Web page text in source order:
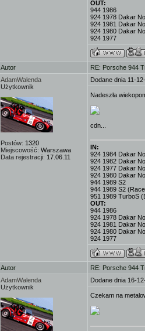
OUT:
944 1986
924 1978 Dakar
924 1981 Dakar
924 1980 Dakar
924 1977
Autor
RE: Porsche 944
AdamWalenda
Użytkownik
Postów: 1320
Miejscowość: Warszawa
Data rejestracji: 17.06.11
Dodane dnia 11-
Nadeszła
cdn...
IN:
924 1984 Dakar
924 1982 Dakar
924 1977 Dakar
924 1980 Dakar
944 1989 S2
944 1989 S2
951 1989 TurboS
OUT:
944 1986
924 1978 Dakar
924 1981 Dakar
924 1980 Dakar
924 1977
Autor
RE: Porsche 944
AdamWalenda
Użytkownik
Dodane dnia 16-
Czekam na